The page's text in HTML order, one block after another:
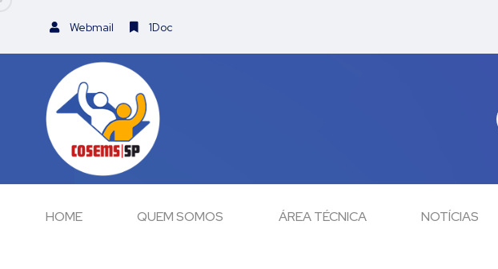
Webmail 1Doc
HOME QUEM SOMOS ÁREA TÉCNICA NOTÍCIAS